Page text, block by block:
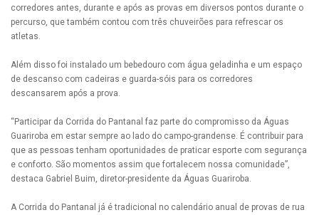
corredores antes, durante e após as provas em diversos pontos durante o
percurso, que também contou com três chuveirões para refrescar os
atletas.
Além disso foi instalado um bebedouro com água geladinha e um espaço
de descanso com cadeiras e guarda-sóis para os corredores
descansarem após a prova.
“Participar da Corrida do Pantanal faz parte do compromisso da Águas
Guariroba em estar sempre ao lado do campo-grandense. É contribuir para
que as pessoas tenham oportunidades de praticar esporte com segurança
e conforto. São momentos assim que fortalecem nossa comunidade”,
destaca Gabriel Buim, diretor-presidente da Águas Guariroba.
A Corrida do Pantanal já é tradicional no calendário anual de provas de rua